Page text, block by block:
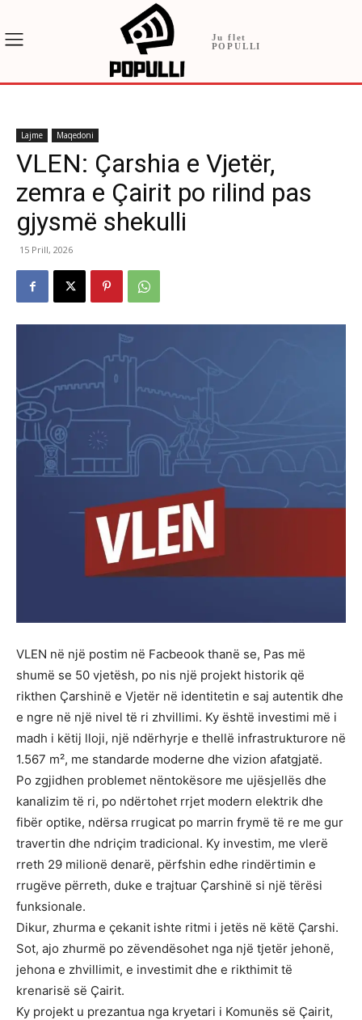
Ju flet
POPULLI
Lajme Maqedoni
VLEN: Çarshia e Vjetër,
zemra e Çairit po rilind pas
gjysmë shekulli
15 Prill, 2026
VLEN në një postim në Facbeook thanë se, Pas më
shumë se 50 vjetësh, po nis një projekt historik që
rikthen Çarshinë e Vjetër në identitetin e saj autentik dhe
e ngre në një nivel të ri zhvillimi. Ky është investimi më i
madh i këtij lloji, një ndërhyrje e thellë infrastrukturore në
1.567 m², me standarde moderne dhe vizion afatgjatë.
Po zgjidhen problemet nëntokësore me ujësjellës dhe
kanalizim të ri, po ndërtohet rrjet modern elektrik dhe
fibër optike, ndërsa rrugicat po marrin frymë të re me gur
travertin dhe ndriçim tradicional. Ky investim, me vlerë
rreth 29 milionë denarë, përfshin edhe rindërtimin e
rrugëve përreth, duke e trajtuar Çarshinë si një tërësi
funksionale.
Dikur, zhurma e çekanit ishte ritmi i jetës në këtë Çarshi.
Sot, ajo zhurmë po zëvendësohet nga një tjetër jehonë,
jehona e zhvillimit, e investimit dhe e rikthimit të
krenarisë së Çairit.
Ky projekt u prezantua nga kryetari i Komunës së Çairit,